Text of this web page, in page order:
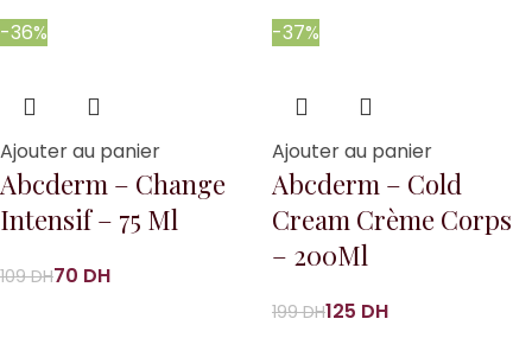
-36%
Ajouter au panier
Abcderm – Change
Intensif – 75 Ml
109DH70 DH
-37%
Ajouter au panier
Abcderm – Cold
Cream Crème Corps
– 200Ml
199DH125 DH